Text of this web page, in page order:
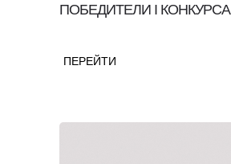
ПОБЕДИТЕЛИ I КОНКУРСА
ПЕРЕЙТИ